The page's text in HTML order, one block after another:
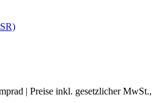
| Preise inkl. gesetzlicher MwSt.,